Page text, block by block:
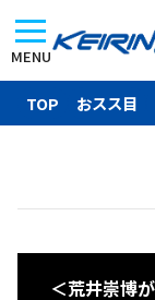
MENU
TOP おスス目
＜荒井崇博